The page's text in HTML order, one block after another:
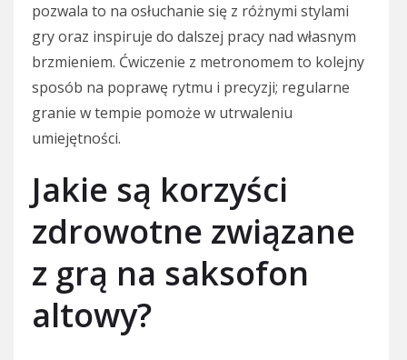
pozwala to na osłuchanie się z różnymi stylami
gry oraz inspiruje do dalszej pracy nad własnym
brzmieniem. Ćwiczenie z metronomem to kolejny
sposób na poprawę rytmu i precyzji; regularne
granie w tempie pomoże w utrwaleniu
umiejętności.
Jakie są korzyści
zdrowotne związane
z grą na saksofon
altowy?